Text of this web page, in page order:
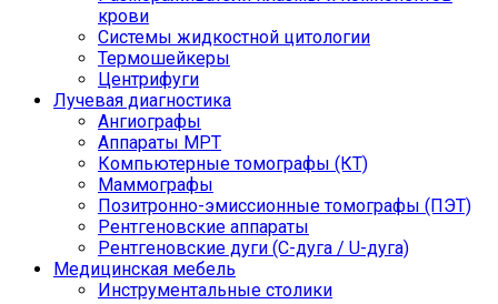
крови
Системы жидкостной цитологии
Термошейкеры
Центрифуги
Лучевая диагностика
Ангиографы
Аппараты МРТ
Компьютерные томографы (КТ)
Маммографы
Позитронно-эмиссионные томографы (ПЭТ)
Рентгеновские аппараты
Рентгеновские дуги (С-дуга / U-дуга)
Медицинская мебель
Инструментальные столики